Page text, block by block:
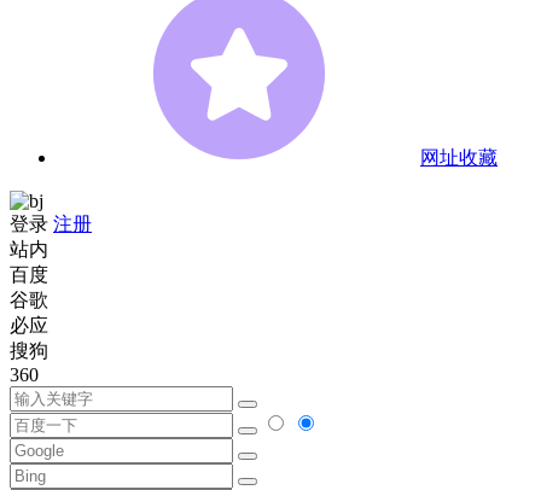
网址收藏
登录 注册
站内
百度
谷歌
必应
搜狗
360